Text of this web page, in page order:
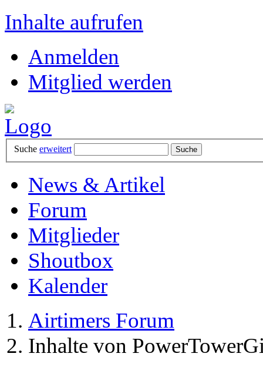
Inhalte aufrufen
Anmelden
Mitglied werden
Suche erweitert
News & Artikel
Forum
Mitglieder
Shoutbox
Kalender
Airtimers Forum
Inhalte von